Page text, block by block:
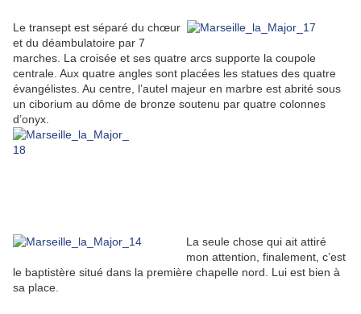
Le transept est séparé du chœur
et du déambulatoire par 7
marches. La croisée et ses quatre arcs supporte la coupole
centrale. Aux quatre angles sont placées les statues des quatre
évangélistes. Au centre, l’autel majeur en marbre est abrité sous
un ciborium au dôme de bronze soutenu par quatre colonnes
d’onyx.
La seule chose qui ait attiré
mon attention, finalement, c’est
le baptistère situé dans la première chapelle nord. Lui est bien à
sa place.